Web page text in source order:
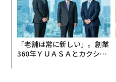
「老舗は常に新しい」。創業
360年ＹＵＡＳＡとカクシン